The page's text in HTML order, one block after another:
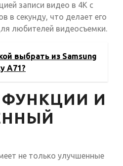
записи видео в 4K с
в секунду, что делает его
любителей видеосъемки.
выбрать из Samsung
A71?
И
не только улучшенные